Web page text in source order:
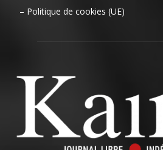
– Politique de cookies (UE)